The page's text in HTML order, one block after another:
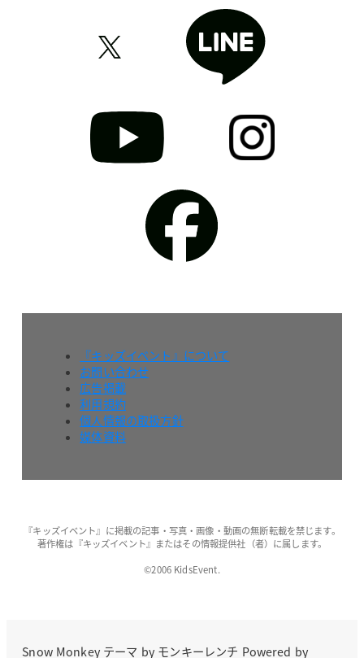
『キッズイベント』について
お問い合わせ
広告掲載
利用規約
個人情報の取扱方針
媒体資料
『キッズイベント』に掲載の記事・写真・画像・動画の無断転載を禁じます。
著作権は『キッズイベント』またはその情報提供社（者）に属します。
©2006 KidsEvent.
Snow Monkeyテーマ by モンキーレンチ Powered by